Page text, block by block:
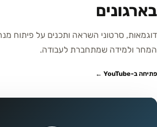
בארגונים
דוגמאות, סרטוני השראה ותכנים על פיתוח
המחר ולמידה שמתחברת לעבודה.
פתיחה ב-YouTube ←